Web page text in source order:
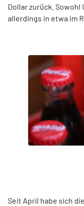
Dollar zurück. Sowohl
allerdings in etwa im
Seit April habe sich